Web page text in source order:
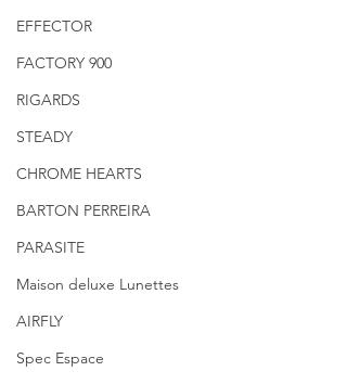
EFFECTOR
FACTORY 900
RIGARDS
STEADY
CHROME HEARTS
BARTON PERREIRA
PARASITE
Maison deluxe Lunettes
AIRFLY
Spec Espace